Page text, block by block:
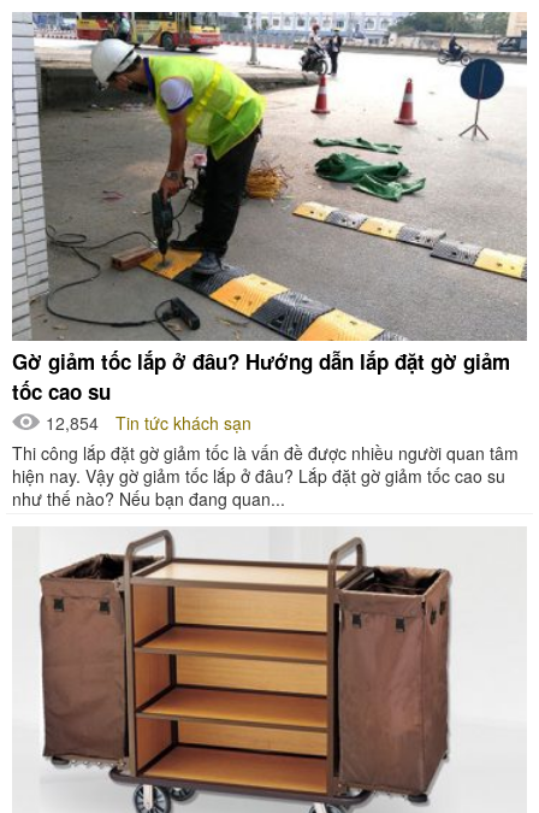
Gờ giảm tốc lắp ở đâu? Hướng dẫn lắp đặt gờ giảm
tốc cao su
12,854
Tin tức khách sạn
Thi công lắp đặt gờ giảm tốc là vấn đề được nhiều người quan tâm
hiện nay. Vậy gờ giảm tốc lắp ở đâu? Lắp đặt gờ giảm tốc cao su
như thế nào? Nếu bạn đang quan...